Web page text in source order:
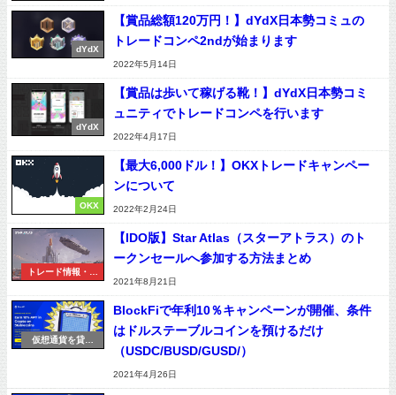
dYdX
【賞品総額120万円！】dYdX日本勢コミュの
トレードコンペ2ndが始まります
2022年5月14日
dYdX
【賞品は歩いて稼げる靴！】dYdX日本勢コミ
ュニティでトレードコンペを行います
2022年4月17日
OKX
【最大6,000ドル！】OKXトレードキャンペー
ンについて
2022年2月24日
トレード情報・用
【IDO版】Star Atlas（スターアトラス）のト
ークンセールへ参加する方法まとめ
2021年8月21日
仮想通貨を貸す
BlockFiで年利10％キャンペーンが開催、条件
はドルステーブルコインを預けるだけ
（USDC/BUSD/GUSD/）
2021年4月26日